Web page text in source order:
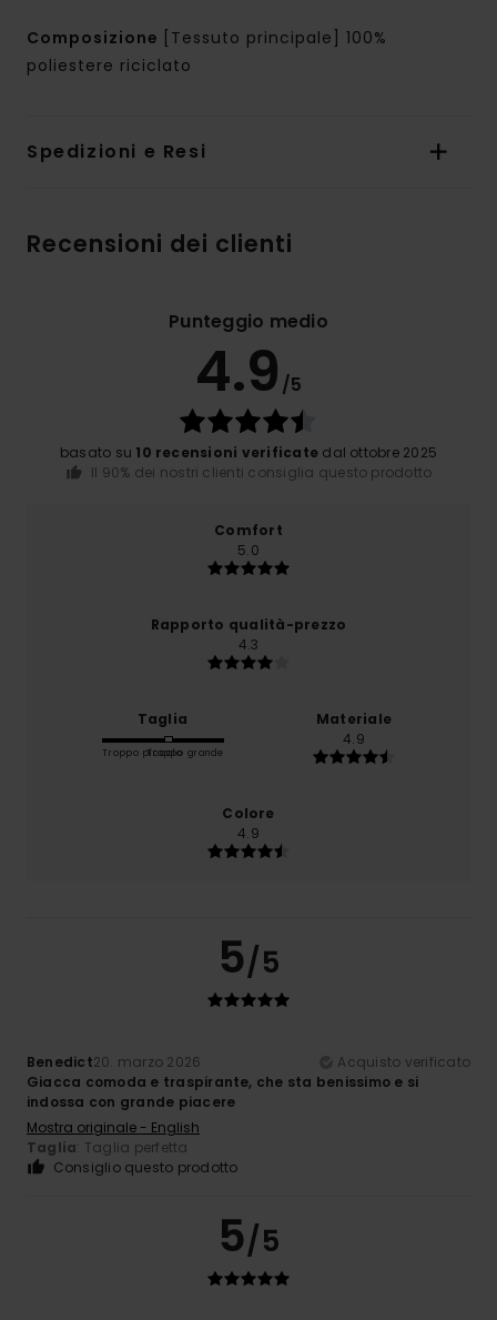
Composizione
[Tessuto principale] 100%
poliestere riciclato
Spedizioni e Resi
Recensioni dei clienti
Punteggio medio
4.9 /5
basato su 10 recensioni verificate dal ottobre 2025
Il 90% dei nostri clienti consiglia questo prodotto
Comfort
5.0
Rapporto qualità-prezzo
4.3
Taglia
Troppo piccoloTroppo grande
Materiale
4.9
Colore
4.9
5/5
Benedict20. marzo 2026
Acquisto verificato
Giacca comoda e traspirante, che sta benissimo e si
indossa con grande piacere
Mostra originale - English
Taglia: Taglia perfetta
Consiglio questo prodotto
5/5